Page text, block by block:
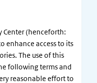
Center (henceforth:
enhance access to its
The use of this
following terms and
reasonable effort to